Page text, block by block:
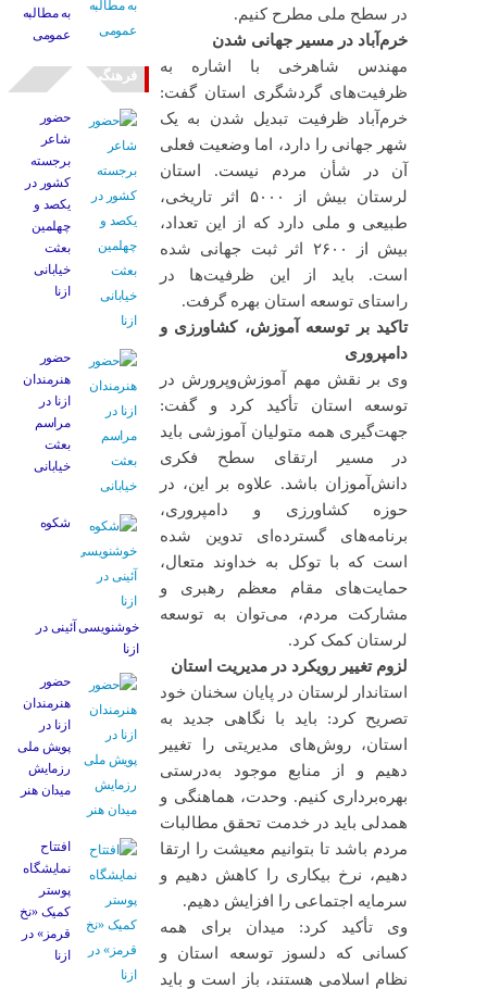
در سطح ملی مطرح کنیم.
خرم‌آباد در مسیر جهانی شدن
مهندس شاهرخی با اشاره به
ظرفیت‌های گردشگری استان گفت:
خرم‌آباد ظرفیت تبدیل شدن به یک
شهر جهانی را دارد، اما وضعیت فعلی
آن در شأن مردم نیست. استان
لرستان بیش از ۵۰۰۰ اثر تاریخی،
طبیعی و ملی دارد که از این تعداد،
بیش از ۲۶۰۰ اثر ثبت جهانی شده
است. باید از این ظرفیت‌ها در
راستای توسعه استان بهره گرفت.
تاکید بر توسعه آموزش، کشاورزی و
دامپروری
وی بر نقش مهم آموزش‌وپرورش در
توسعه استان تأکید کرد و گفت:
جهت‌گیری همه متولیان آموزشی باید
در مسیر ارتقای سطح فکری
دانش‌آموزان باشد. علاوه بر این، در
حوزه کشاورزی و دامپروری،
برنامه‌های گسترده‌ای تدوین شده
است که با توکل به خداوند متعال،
حمایت‌های مقام معظم رهبری و
مشارکت مردم، می‌توان به توسعه
لرستان کمک کرد.
لزوم تغییر رویکرد در مدیریت استان
استاندار لرستان در پایان سخنان خود
تصریح کرد: باید با نگاهی جدید به
استان، روش‌های مدیریتی را تغییر
دهیم و از منابع موجود به‌درستی
بهره‌برداری کنیم. وحدت، هماهنگی و
همدلی باید در خدمت تحقق مطالبات
مردم باشد تا بتوانیم معیشت را ارتقا
دهیم، نرخ بیکاری را کاهش دهیم و
سرمایه اجتماعی را افزایش دهیم.
وی تأکید کرد: میدان برای همه
کسانی که دلسوز توسعه استان و
نظام اسلامی هستند، باز است و باید
به مطالبه
عمومی
فرهنگی
حضور
شاعر
برجسته
کشور در
یکصد و
چهلمین
بعثت
خیابانی
ازنا
حضور
هنرمندان
ازنا در
مراسم
بعثت
خیابانی
شکوه
خوشنویسی آئینی در
ازنا
حضور
هنرمندان
ازنا در
پویش ملی
رزمایش
میدان هنر
افتتاح
نمایشگاه
پوستر
کمیک «نخ
قرمز» در
ازنا